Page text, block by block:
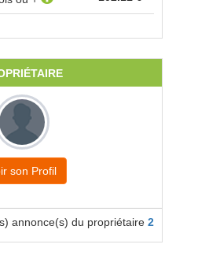
son Profil
annonce(s) du propriétaire 2